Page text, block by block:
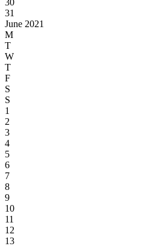
30
31
June 2021
M
T
W
T
F
S
S
1
2
3
4
5
6
7
8
9
10
11
12
13